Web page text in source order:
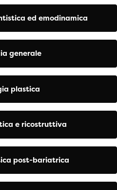
ed emodinamica
generale
plastica
e ricostruttiva
post-bariatrica